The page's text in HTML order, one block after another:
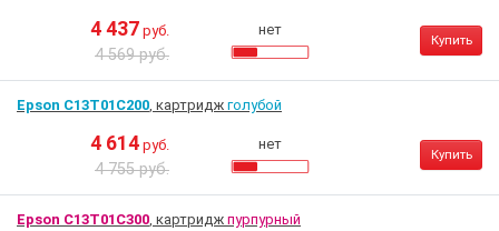
4 437 руб.
4 569 руб.
нет
Купить
Epson C13T01C200, картридж голубой
4 614 руб.
4 755 руб.
нет
Купить
Epson C13T01C300, картридж пурпурный